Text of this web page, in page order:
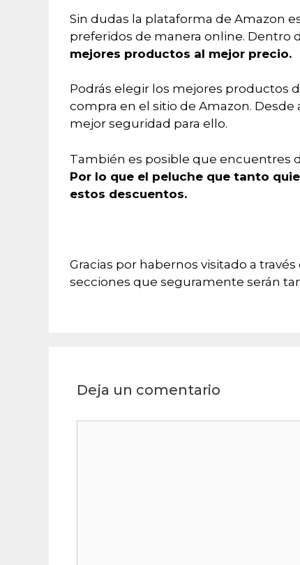
Sin dudas la plataforma de Amazon
preferidos de manera online. Dentro
mejores productos al mejor precio.
Podrás elegir los mejores productos
compra en el sitio de Amazon.
mejor seguridad para ello.
También es posible que encuentres
Por lo que el peluche que tanto
estos descuentos.
Gracias por habernos visitado a
secciones que seguramente serán
Deja un comentario